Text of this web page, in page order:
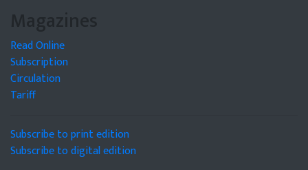
Magazines
Read Online
Subscription
Circulation
Tariff
Subscribe to print edition
Subscribe to digital edition